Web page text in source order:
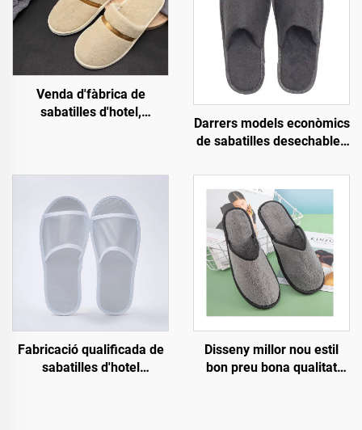
Venda d'fàbrica de
sabatilles d'hotel,
personalitzat
Darrers models econòmics
de sabatilles desechables
hotel, esfereïdor i
companyies aèries,
sabatilles biodegradables
per a homes i dones,
fabricant amb venda al por
major
Fabricació qualificada de
sabatilles d'hotel
Disseny millor nou estil
bon preu bona qualitat